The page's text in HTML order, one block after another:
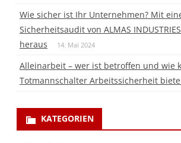
Wie sicher ist Ihr Unternehmen? Mit
Sicherheitsaudit von ALMAS
heraus
14. Mai 2024
Alleinarbeit – wer ist betroffen und wie
Totmannschalter Arbeitssicherheit
KATEGORIEN